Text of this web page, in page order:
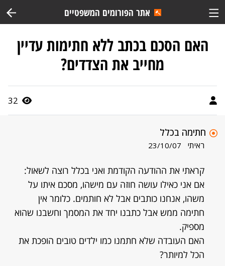
אתר הפורומים המשפטיים
האם הסכם בכתב ללא חתימות עדיין
מחייב את הצדדים?
32
חתימה בכלל
ראיתי 23/10/07
קראתי את ההודעה הקודמת ואני בכלל רוצה לשאול:
אם אני כאילו עושה חוזה עם מישהו, מסכם איתו על
משהו, אנחנו כותבים אבל לא חותמים. כלומר אין
חתימה ממש אבל כתבנו יחד את המסמך וחשבנו שהוא
מספיק.
האם העובדה שלא חתמנו כמו ילדים טובים הופכת את
הכל למיותר?